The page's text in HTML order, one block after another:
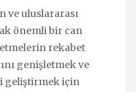
ve uluslararası
önemli bir can
rekabet
genişletmek ve
geliştirmek için